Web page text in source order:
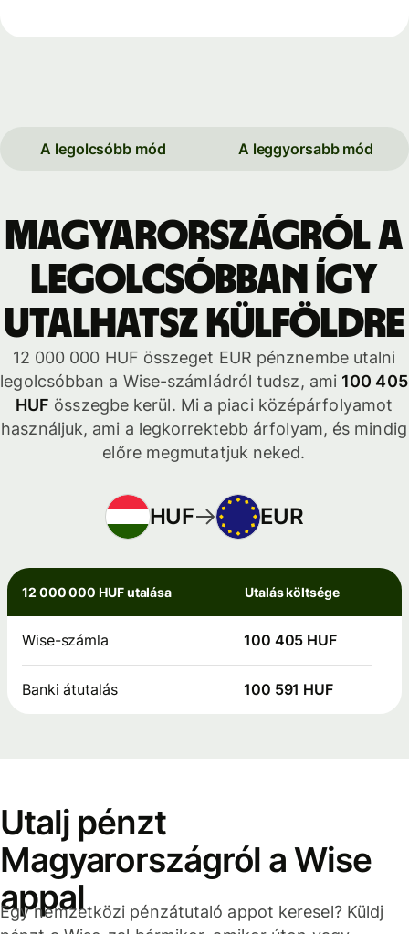
A legolcsóbb mód A leggyorsabb mód
Magyarországról a
legolcsóbban így
utalhatsz külföldre
12 000 000 HUF összeget EUR pénznembe utalni
legolcsóbban a Wise-számládról tudsz, ami 100 405
HUF összegbe kerül. Mi a piaci középárfolyamot
használjuk, ami a legkorrektebb árfolyam, és mindig
előre megmutatjuk neked.
HUF EUR
12 000 000 HUF utalása Utalás költsége
Wise-számla 100 405 HUF
Banki átutalás 100 591 HUF
Utalj pénzt
Magyarországról a Wise
appal
Egy nemzetközi pénzátutaló appot keresel? Küldj